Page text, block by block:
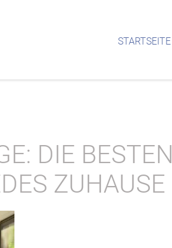
STARTSEITE
DIE BESTEN O
ZUHAUSE